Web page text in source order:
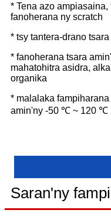
* Tena azo
fanoherana ny scratch
* tsy tantera-drano tsara
* fanoherana tsara
mahatohitra asidra,
organika
* malalaka
amin'ny -50 ℃ ~ 120 ℃
Saran'ny